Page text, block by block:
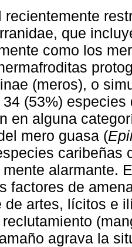
recientemente
que
como los
(meros), o
(53%)
en alguna
mero guasa (
caribeñas
alarmante.
factores de
de artes, lícitos e
agrava la